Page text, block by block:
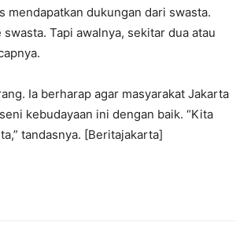
mendapatkan dukungan dari swasta.
Tapi awalnya, sekitar dua atau
Ia berharap agar masyarakat Jakarta
kebudayaan ini dengan baik. “Kita
tandasnya. [Beritajakarta]